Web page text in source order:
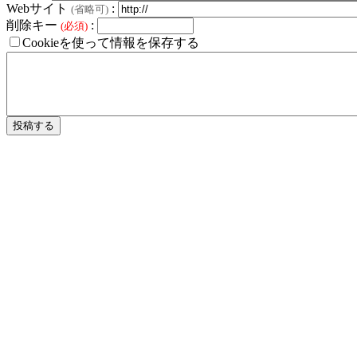
Webサイト (省略可) :
削除キー (必須) :
Cookieを使って情報を保存する